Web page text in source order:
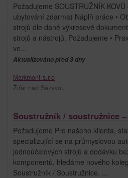
Požadujeme SOUSTRUŽNÍK
ubytování zdarma) Náplň práce •
strojů dle dané výkresové
strojů a nástrojů. Požadujeme •
ve...
Aktualizováno před 3 dny
Markmont s.r.o
Žďár nad Sázavou
Soustružník / soustružnice –
Požadujeme Pro našeho klienta,
specializující se na průmyslovou
jednoúčelových strojů a dodávku
komponentů, hledáme nového
Soustružník / Soustružnice. ...